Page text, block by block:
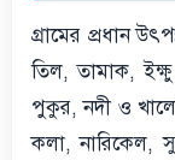
গ্রামের প্রধান
তিল, তামাক,
পুকুর, নদী ও
কলা, নারিকেল,